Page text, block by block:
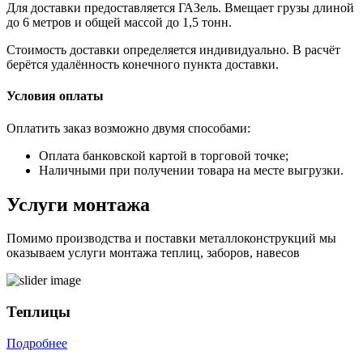
Для доставки предоставляется ГАЗель. Вмещает грузы длиной
до 6 метров и общей массой до 1,5 тонн.
Стоимость доставки определяется индивидуально. В расчёт
берётся удалённость конечного пункта доставки.
Условия оплаты
Оплатить заказ возможно двумя способами:
Оплата банковской картой в торговой точке;
Наличными при получении товара на месте выгрузки.
Услуги монтажа
Помимо производства и поставки металлоконструкций мы
оказываем услуги монтажа теплиц, заборов, навесов
Теплицы
Подробнее